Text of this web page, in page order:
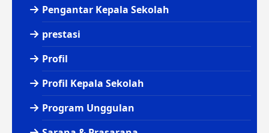
Pengantar Kepala Sekolah
prestasi
Profil
Profil Kepala Sekolah
Program Unggulan